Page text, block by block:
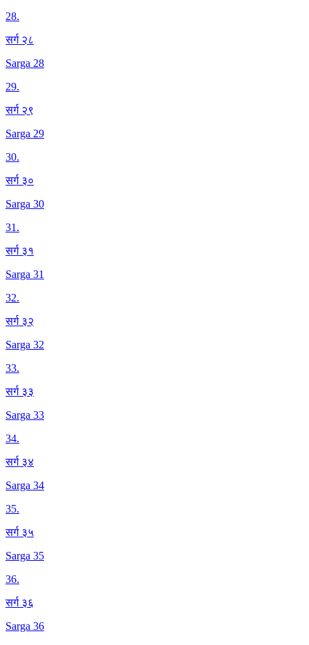
28.
सर्ग २८
Sarga 28
29.
सर्ग २९
Sarga 29
30.
सर्ग ३०
Sarga 30
31.
सर्ग ३१
Sarga 31
32.
सर्ग ३२
Sarga 32
33.
सर्ग ३३
Sarga 33
34.
सर्ग ३४
Sarga 34
35.
सर्ग ३५
Sarga 35
36.
सर्ग ३६
Sarga 36